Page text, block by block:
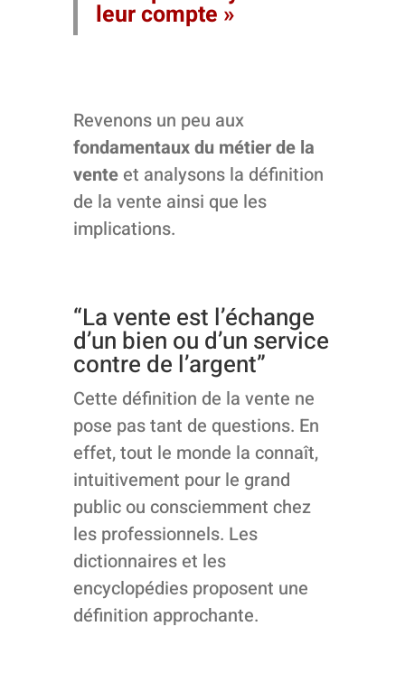
leur compte »
Revenons un peu aux
fondamentaux du métier de la
venteet analysons la définition
de la vente ainsi que les
implications.
“La vente est l’échange
d’un bien ou d’un service
contre de l’argent”
Cette définition de la vente ne
pose pas tant de questions. En
effet, tout le monde la connaît,
intuitivement pour le grand
public ou consciemment chez
les professionnels. Les
dictionnaires et les
encyclopédies proposent une
définition approchante.